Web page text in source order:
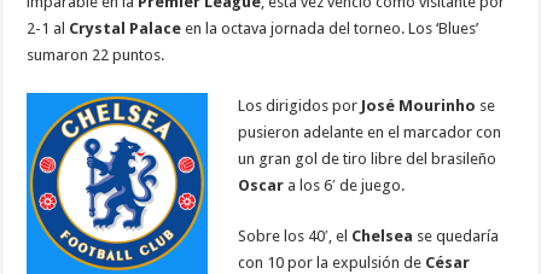
b
o
o
k
er sA
p
l
e
n
n
er
gr
m
p
ti
r
2-1 al Crystal Palace en la octava jornada del torneo. Los ‘Blues’
sumaron 22 puntos.
Los dirigidos por José Mourinho se
pusieron adelante en el marcador con
un gran gol de tiro libre del brasileño
Oscar a los 6′ de juego.
Sobre los 40′, el Chelsea se quedaría
con 10 por la expulsión de César